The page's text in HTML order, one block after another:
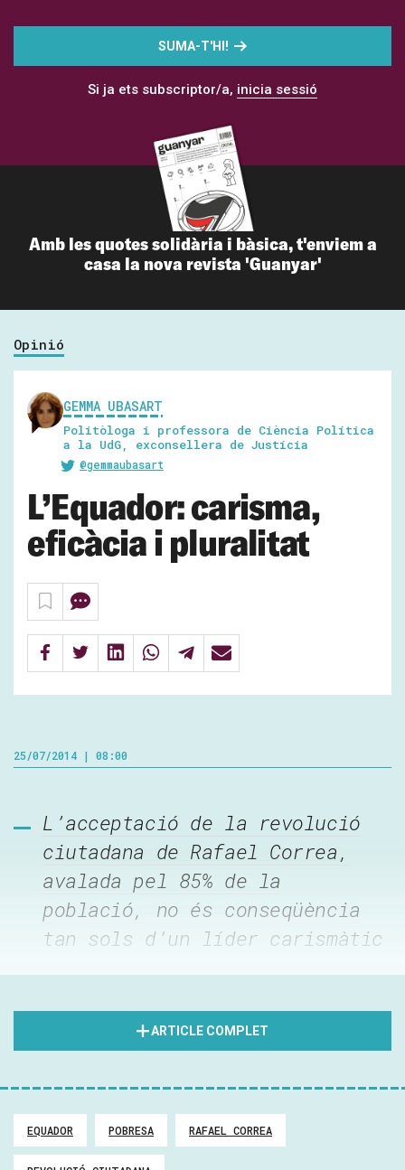
SUMA-T'HI!
Si ja ets subscriptor/a, inicia sessió
Amb les quotes solidària i bàsica, t'enviem a
casa la nova revista 'Guanyar'
Opinió
GEMMA UBASART
Politòloga i professora de Ciència Política
a la UdG, exconsellera de Justícia
@gemmaubasart
L’Equador: carisma,
eficàcia i pluralitat
25/07/2014 | 08:00
L’acceptació de la revolució
ciutadana de Rafael Correa,
avalada pel 85% de la
població, no és conseqüència
tan sols d’un líder carismàtic
victòria al desembre de 2006 de Rafael Correa són
indiscutibles. Indicadors de tot tipus –estadístiques
electorals– informen de l’èxit del primer període del govern
de l’anomenada revolució ciutadana. La conjunció de
processos de modernització i de redistribució ha
aconseguit capgirar la situació de “no futur” de les
ARTICLE COMPLET
EQUADOR POBRESA RAFAEL CORREA